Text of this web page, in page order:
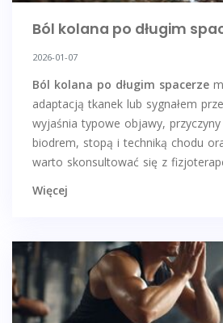
Ból kolana po długim
2026-01-07
Ból kolana po długim spacerze
adaptacją tkanek lub sygnałem
wyjaśnia typowe objawy,
biodrem, stopą i techniką chodu
warto skonsultować się z
Więcej